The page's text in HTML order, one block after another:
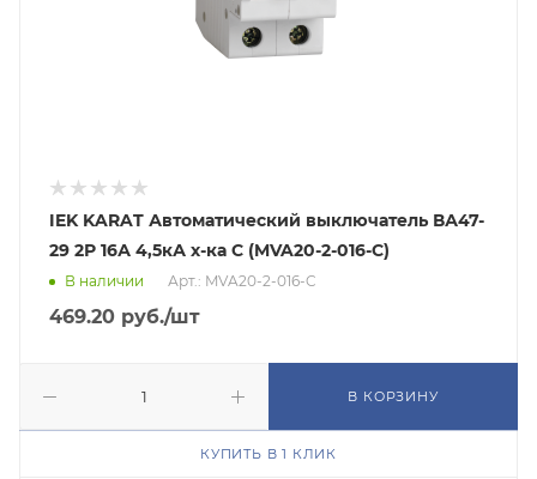
IEK KARAT Автоматический выключатель ВА47-
29 2Р 16А 4,5кА х-ка С (MVA20-2-016-C)
В наличии Арт.: MVA20-2-016-C
469.20 руб./шт
В КОРЗИНУ
КУПИТЬ В 1 КЛИК